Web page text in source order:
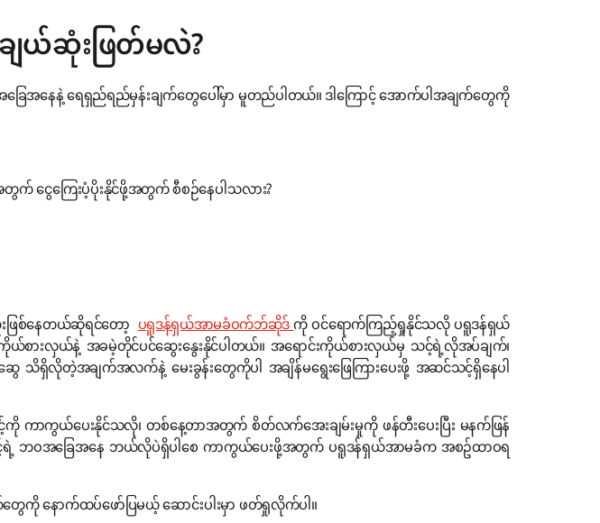
ယ်ဆုံးဖြတ်မလဲ?
နေနဲ့ ရေရှည်ရည်မှန်းချက်တွေပေါ်မှာ မူတည်ပါတယ်။ ဒါကြောင့် အောက်ပါအချက်တွေကို
ငွေကြေးပံ့ပိုးနိုင်ဖို့အတွက် စီစဉ်နေပါသလား?
ဖြစ်နေတယ်ဆိုရင်တော့ပရူဒန်ရှယ်အာမခံဝက်ဘ်ဆိုဒ်ကို ဝင်ရောက်ကြည့်ရှုနိုင်သလို ပရူဒန်ရှယ်
းကိုယ်စားလှယ်နဲ့ အခမဲ့တိုင်ပင်ဆွေးနွေးနိုင်ပါတယ်။ အရောင်းကိုယ်စားလှယ်မှ သင့်ရဲ့လိုအပ်ချက်၊
တဲ့အချက်အလက်နဲ့ မေးခွန်းတွေကိုပါ အချိန်မရွေးဖြေကြားပေးဖို့ အဆင်သင့်ရှိနေပါ
ယ်ပေးနိုင်သလို၊ တစ်နေ့တာအတွက် စိတ်လက်အေးချမ်းမှုကို ဖန်တီးပေးပြီး မနက်ဖြန်
ရဲ့ ဘဝအခြေအနေ ဘယ်လိုပဲရှိပါစေ ကာကွယ်ပေးဖို့အတွက် ပရူဒန်ရှယ်အာမခံက အစဥ်ထာဝရ
ောက်ထပ်ဖော်ပြမယ့် ဆောင်းပါးမှာ ဖတ်ရှုလိုက်ပါ။